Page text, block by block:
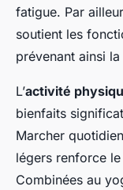
fatigue. Par
soutient les
prévenant ainsi
L’activité
bienfaits
Marcher
légers renforce
Combinées au